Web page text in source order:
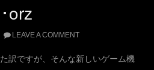
orz
LEAVE A COMMENT
訳ですが、そんな新しいゲーム機